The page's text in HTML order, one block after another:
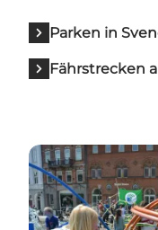
Parken in
Fährstrecken
Outdoor